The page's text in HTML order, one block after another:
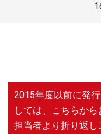
2015年度以前に発
しては、こちらから
担当者より折り返し